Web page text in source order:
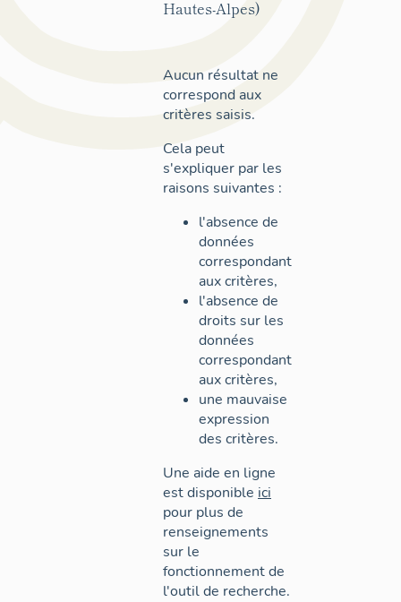
Hautes-Alpes)
Aucun résultat ne
correspond aux
critères saisis.
Cela peut
s'expliquer par les
raisons suivantes :
l'absence de
données
correspondant
aux critères,
l'absence de
droits sur les
données
correspondant
aux critères,
une mauvaise
expression
des critères.
Une aide en ligne
est disponible ici
pour plus de
renseignements
sur le
fonctionnement de
l'outil de recherche.